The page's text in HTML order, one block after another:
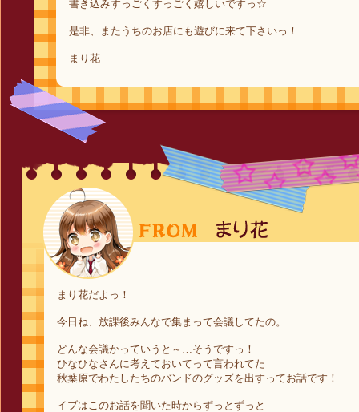
書き込みすっごくすっごく嬉しいですっ☆
是非、またうちのお店にも遊びに来て下さいっ！
まり花
まり花だよっ！
今日ね、放課後みんなで集まって会議してたの。
どんな会議かっていうと～…そうですっ！
ひなひなさんに考えておいてって言われてた
秋葉原でわたしたちのバンドのグッズを出すってお話です！
イブはこのお話を聞いた時からずっとずっと